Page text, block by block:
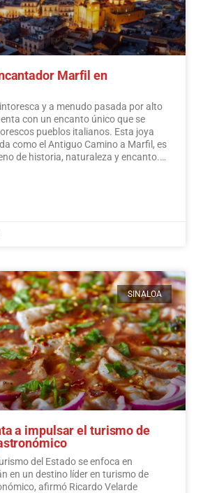
Marfil en
y a menudo pasada por alto
con un encanto único que se
pueblos italianos. Esta joya
como el Antiguo Camino a Marfil, es
de historia, naturaleza y encanto.…
SINALOA
a impulsar el turismo de
del Estado se enfoca en
en un destino líder en turismo de
afirmó Ricardo Velarde